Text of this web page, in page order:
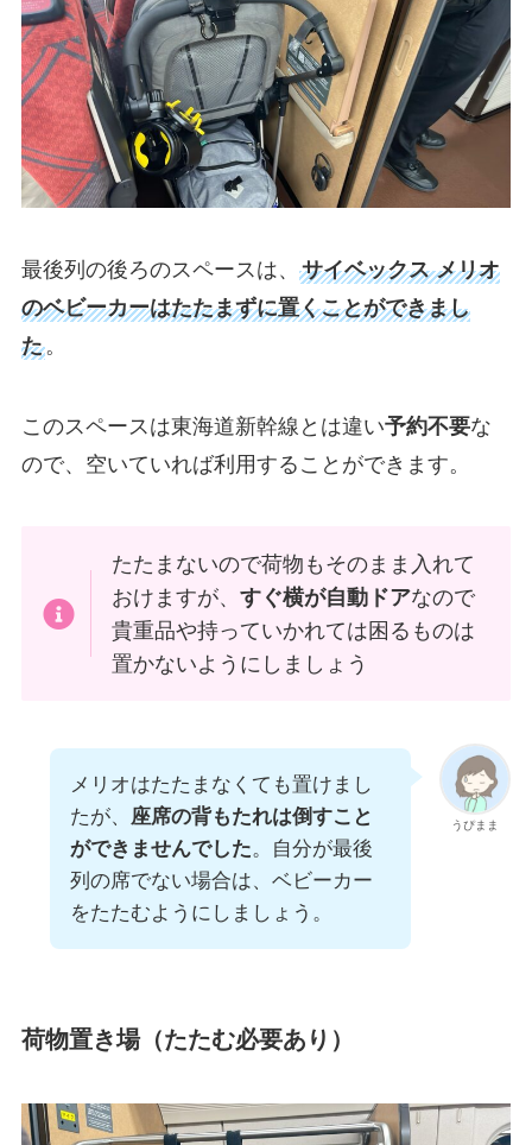
最後列の後ろのスペースは、 サイベックス メリオ
のベビーカーはたたまずに置くことができまし
た。
このスペースは東海道新幹線とは違い予約不要な
ので、空いていれば利用することができます。
たたまないので荷物もそのまま入れて
おけますが、すぐ横が自動ドアなので
貴重品や持っていかれては困るものは
置かないようにしましょう
うぴまま
メリオはたたまなくても置けまし
たが、 座席の背もたれは倒すこと
ができませんでした。自分が最後
列の席でない場合は、ベビーカー
をたたむようにしましょう。
荷物置き場（たたむ必要あり）